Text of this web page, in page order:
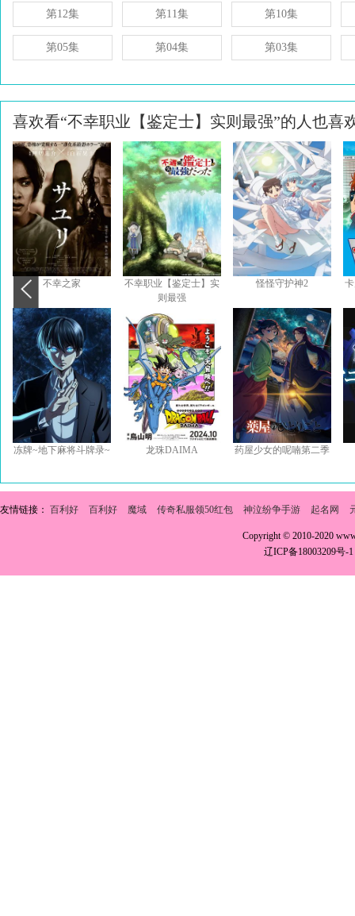
第12集 第11集 第10集
第05集 第04集 第03集
喜欢看“不幸职业【鉴定士】实则最强”的人也喜
不幸之家
不幸职业【鉴定士】实
则最强
怪怪守护神2
冻牌~地下麻将斗牌录~ 龙珠DAIMA 药屋少女的呢喃第二季
友情链接： 百利好 百利好 魔域 传奇私服领50红包 神泣纷争手游 起名网
Copyright © 2010-2020
辽ICP备18003209号-